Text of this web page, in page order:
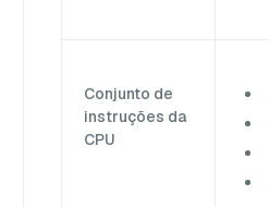
Conjunto de
instruções da
CPU